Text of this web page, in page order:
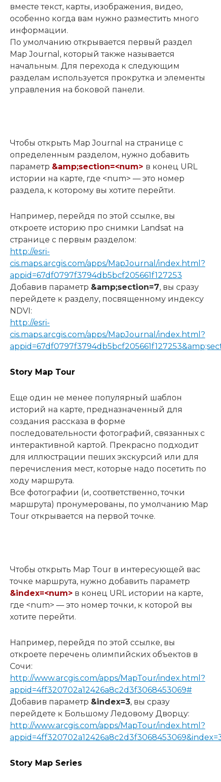
вместе текст, карты, изображения, видео,
особенно когда вам нужно разместить много
информации.
По умолчанию открывается первый раздел
Map Journal, который также называется
начальным. Для перехода к следующим
разделам используется прокрутка и элементы
управления на боковой панели.
Чтобы открыть Map Journal на странице с
определенным разделом, нужно добавить
параметр &amp;section=<num> в конец URL
истории на карте, где <num> — это номер
раздела, к которому вы хотите перейти.
Например, перейдя по этой ссылке, вы
откроете историю про снимки Landsat на
странице с первым разделом:
http://esri-
cis.maps.arcgis.com/apps/MapJournal/index.html?
appid=67df0797f3794db5bcf205661f127253
Добавив параметр &amp;section=7, вы сразу
перейдете к разделу, посвященному индексу
NDVI:
http://esri-
cis.maps.arcgis.com/apps/MapJournal/index.html?
Story Map Tour
Еще один не менее популярный шаблон
историй на карте, предназначенный для
создания рассказа в форме
последовательности фотографий, связанных с
интерактивной картой. Прекрасно подходит
для иллюстрации пеших экскурсий или для
перечисления мест, которые надо посетить по
ходу маршрута.
Все фотографии (и, соответственно, точки
маршрута) пронумерованы, по умолчанию Map
Tour открывается на первой точке.
Чтобы открыть Map Tour в интересующей вас
точке маршрута, нужно добавить параметр
&index=<num> в конец URL истории на карте,
где <num> — это номер точки, к которой вы
хотите перейти.
Например, перейдя по этой ссылке, вы
откроете перечень олимпийских объектов в
Сочи:
http://www.arcgis.com/apps/MapTour/index.html?
appid=4ff320702a12426a8c2d3f3068453069#
Добавив параметр &index=3, вы сразу
перейдете к Большому Ледовому Дворцу:
http://www.arcgis.com/apps/MapTour/index.html?
Story Map Series